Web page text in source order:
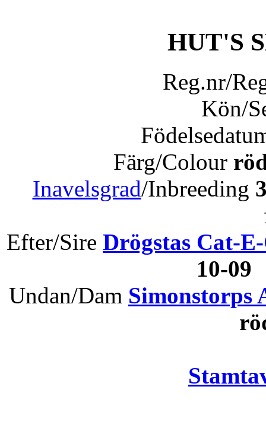
HUT'S
Reg.nr/
Kön/
Färg/Colour
Inavelsgrad/Inbreeding
Efter/Sire Drögstas Cat-
10-
Undan/Dam Simonstorps